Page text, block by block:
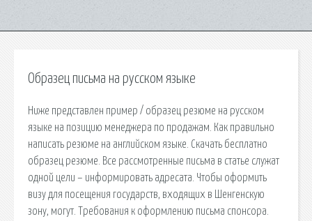
Образец письма на русском языке
Ниже представлен пример / образец резюме на русском
языке на позицию менеджера по продажам. Как правильно
написать резюме на английском языке. Скачать бесплатно
образец резюме. Все рассмотренные письма в статье служат
одной цели – информировать адресата. Чтобы оформить
визу для посещения государств, входящих в Шенгенскую
зону, могут. Требования к оформлению письма спонсора.